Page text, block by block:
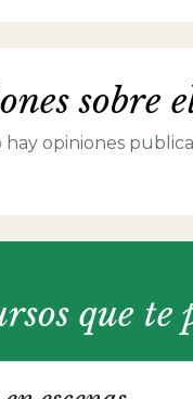
sobre
hay opiniones
que